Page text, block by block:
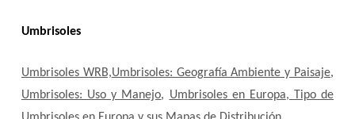
Umbrisoles
Umbrisoles WRB,Umbrisoles: Geografía Ambiente y Paisaje,
Umbrisoles: Uso y Manejo, Umbrisoles en Europa, Tipo de